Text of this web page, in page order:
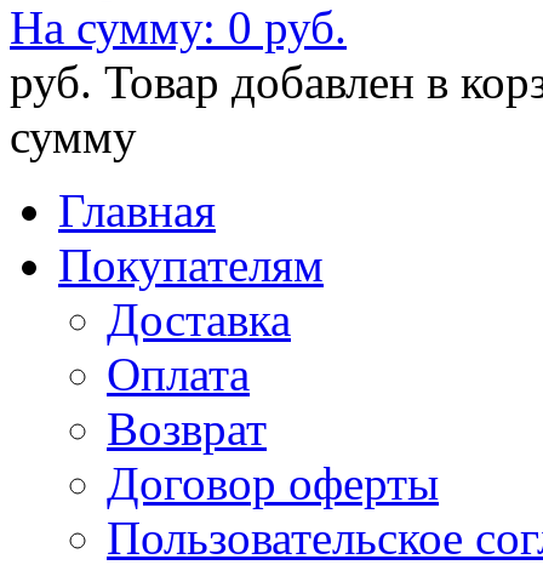
На сумму: 0 руб.
руб. Товар добавлен в
сумму
Главная
Покупателям
Доставка
Оплата
Возврат
Договор оферты
Пользовательское